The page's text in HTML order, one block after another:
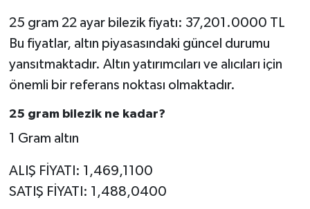
25 gram 22 ayar bilezik fiyatı: 37,201.0000 TL
Bu fiyatlar, altın piyasasındaki güncel durumu
yansıtmaktadır. Altın yatırımcıları ve alıcıları için
önemli bir referans noktası olmaktadır.
25 gram bilezik ne kadar?
1 Gram altın
ALIŞ FİYATI: 1,469,1100
SATIŞ FİYATI: 1,488,0400